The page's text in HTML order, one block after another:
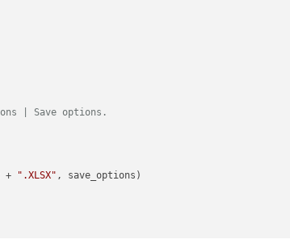
| Save options.
+
".XLSX" , save_options)